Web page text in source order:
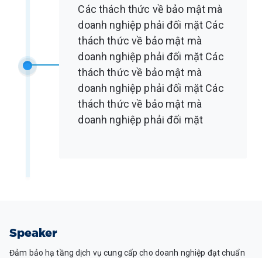
Các thách thức về bảo mật mà
doanh nghiệp phải đối mặt Các
thách thức về bảo mật mà
doanh nghiệp phải đối mặt Các
thách thức về bảo mật mà
doanh nghiệp phải đối mặt Các
thách thức về bảo mật mà
doanh nghiệp phải đối mặt
Speaker
Đảm bảo hạ tầng dịch vụ cung cấp cho doanh nghiệp đạt chuẩn